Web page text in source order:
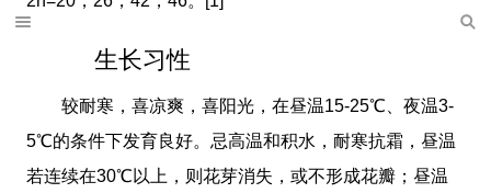
生长习性
较耐寒，喜凉爽，喜阳光，在昼温15-25℃、夜温3-
5℃的条件下发育良好。忌高温和积水，耐寒抗霜，昼温
若连续在30℃以上，则花芽消失，或不形成花瓣；昼温